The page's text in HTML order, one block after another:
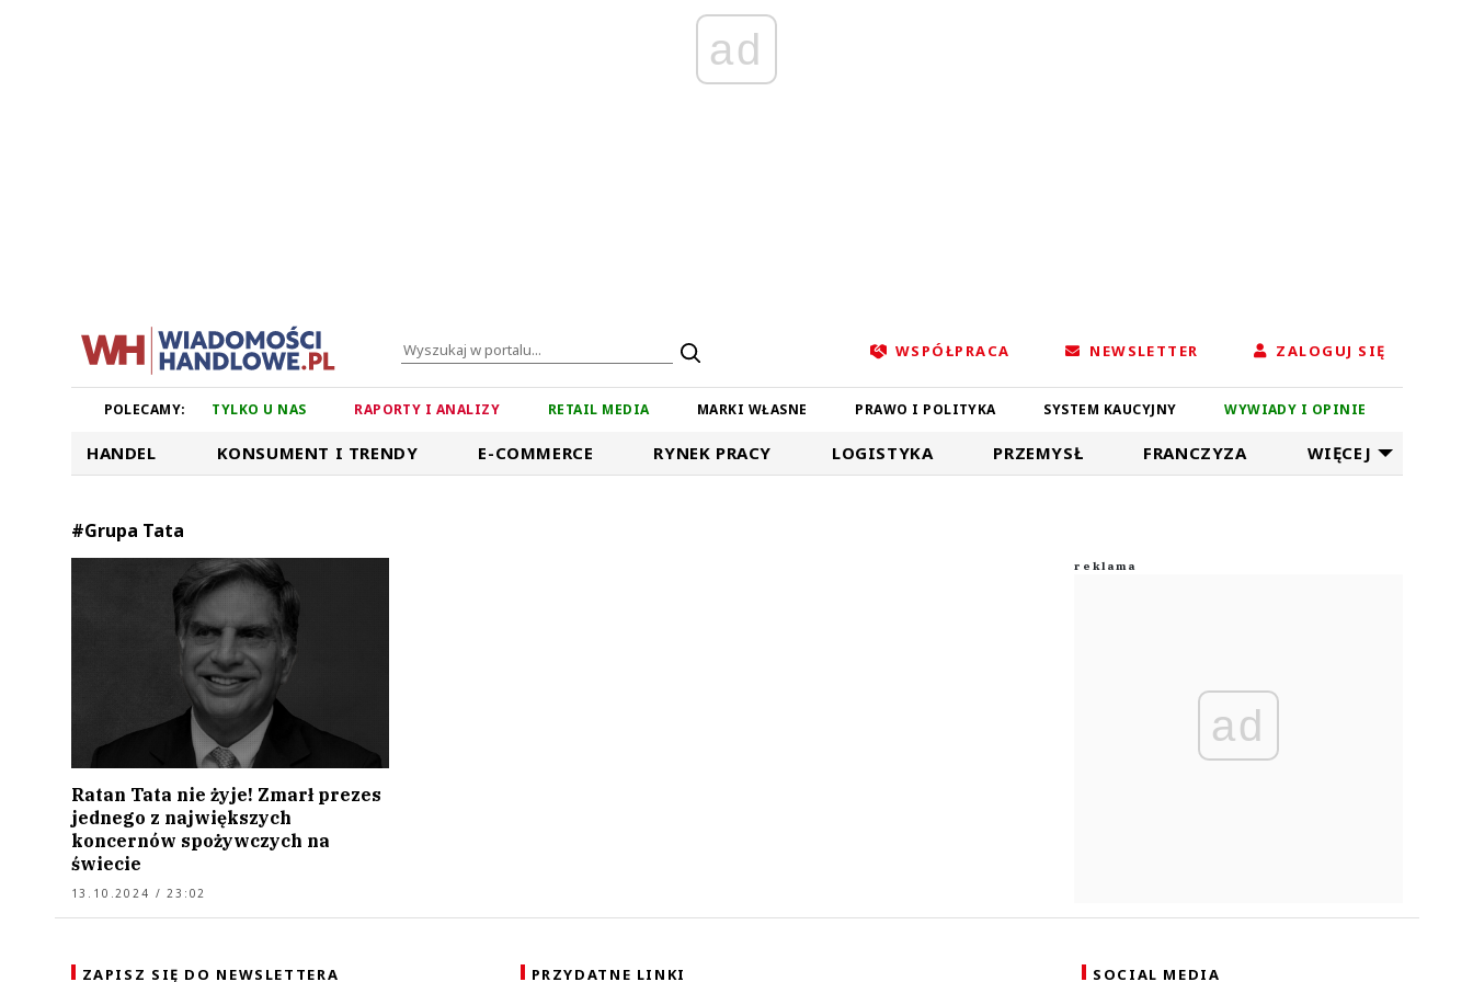
ad
WSPÓŁPRACA NEWSLETTER ZALOGUJ SIĘ
POLECAMY: TYLKO U NAS RAPORTY I ANALIZY RETAIL MEDIA MARKI WŁASNE PRAWO I POLITYKA SYSTEM KAUCYJNY WYWIADY I OPINIE
HANDEL KONSUMENT I TRENDY E-COMMERCE RYNEK PRACY LOGISTYKA PRZEMYSŁ FRANCZYZA WIĘCEJ
#Grupa Tata
Ratan Tata nie żyje! Zmarł prezes
jednego z największych
koncernów spożywczych na
świecie
13.10.2024 / 23:02
ad
ZAPISZ SIĘ DO NEWSLETTERA PRZYDATNE LINKI SOCIAL MEDIA